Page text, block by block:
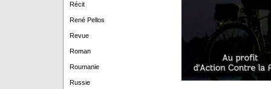
Récit
René Pellos
Revue
Roman
Roumanie
Russie